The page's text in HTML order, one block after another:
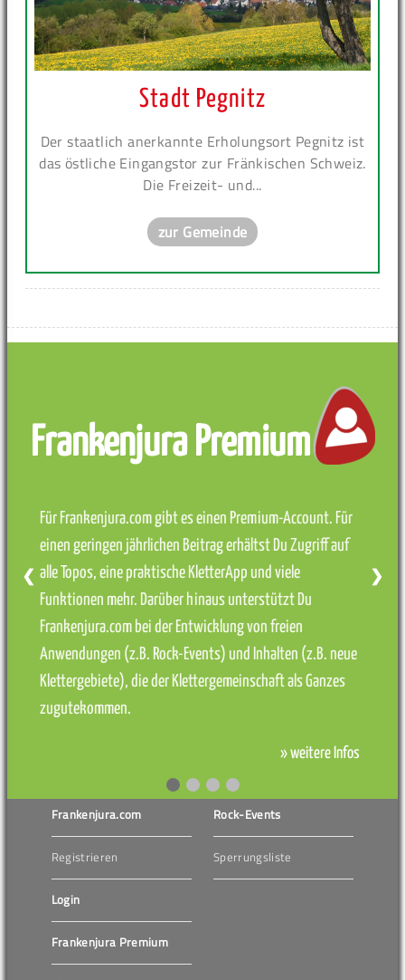
Stadt Pegnitz
Der staatlich anerkannte Erholungsort Pegnitz ist
das östliche Eingangstor zur Fränkischen Schweiz.
Die Freizeit- und...
zur Gemeinde
Frankenjura Premium
Für Frankenjura.com gibt es einen Premium-Account. Für
einen geringen jährlichen Beitrag erhältst Du Zugriff auf
alle Topos, eine praktische KletterApp und viele
Funktionen mehr. Darüber hinaus unterstützt Du
Frankenjura.com bei der Entwicklung von freien
Anwendungen (z.B. Rock-Events) und Inhalten (z.B. neue
Klettergebiete), die der Klettergemeinschaft als Ganzes
zugutekommen.
» weitere Infos
❮ ❯
Frankenjura.com
Registrieren
Login
Frankenjura Premium
Rock-Events
Sperrungsliste